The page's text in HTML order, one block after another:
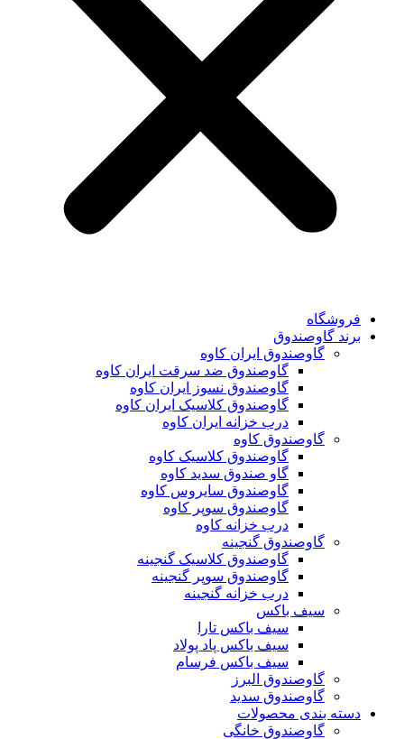
فروشگاه
برند گاوصندوق
گاوصندوق ایران کاوه
گاوصندوق ضد سرقت ایران کاوه
گاوصندوق نسوز ایران کاوه
گاوصندوق کلاسیک ایران کاوه
درب خزانه ایران کاوه
گاوصندوق کاوه
گاوصندوق کلاسیک کاوه
گاو صندوق سدید کاوه
گاوصندوق سایروس کاوه
گاوصندوق سوپر کاوه
درب خزانه کاوه
گاوصندوق گنجینه
گاوصندوق کلاسیک گنجینه
گاوصندوق سوپر گنجینه
درب خزانه گنجینه
سیف باکس
سیف باکس تارا
سیف باکس پاد پولاد
سیف باکس فرسام
گاوصندوق البرز
گاوصندوق سدید
دسته بندی محصولات
گاوصندوق خانگی